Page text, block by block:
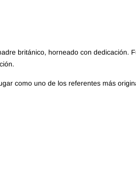
británico, horneado con dedicación.
como uno de los referentes más